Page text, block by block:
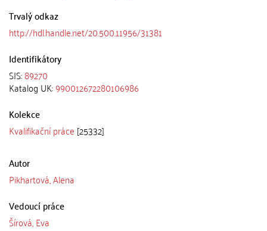
Trvalý odkaz
http://hdl.handle.net/20.500.11956/31381
Identifikátory
SIS:89270
Katalog UK:990012672280106986
Kolekce
Kvalifikační práce [25332]
Autor
Pikhartová, Alena
Vedoucí práce
Šírová, Eva